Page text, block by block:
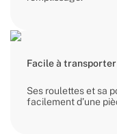
Facile à transporter
Ses roulettes et sa
facilement d’une